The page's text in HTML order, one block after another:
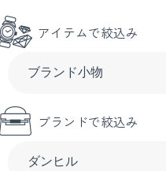
アイテムで絞込み
ブランドで絞込み